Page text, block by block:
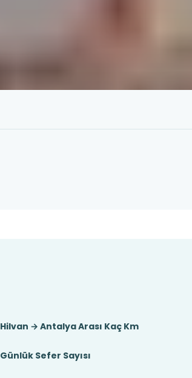
Hilvan → Antalya Arası Kaç Km
Günlük Sefer Sayısı